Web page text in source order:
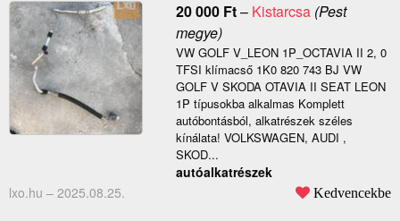
20 000 Ft– Kistarcsa(Pest
megye)
VW GOLF V_LEON 1P_OCTAVIA II 2, 0
TFSI klímacső 1K0 820 743 BJ VW
GOLF V SKODA OTAVIA II SEAT LEON
1P típusokba alkalmas Komplett
autóbontásból, alkatrészek széles
kínálata! VOLKSWAGEN, AUDI ,
SKOD...
autóalkatrészek
lxo.hu – 2025.08.25. Kedvencekbe